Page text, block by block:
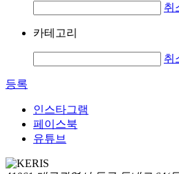
취
카테고리
취
등록
인스타그램
페이스북
유튜브